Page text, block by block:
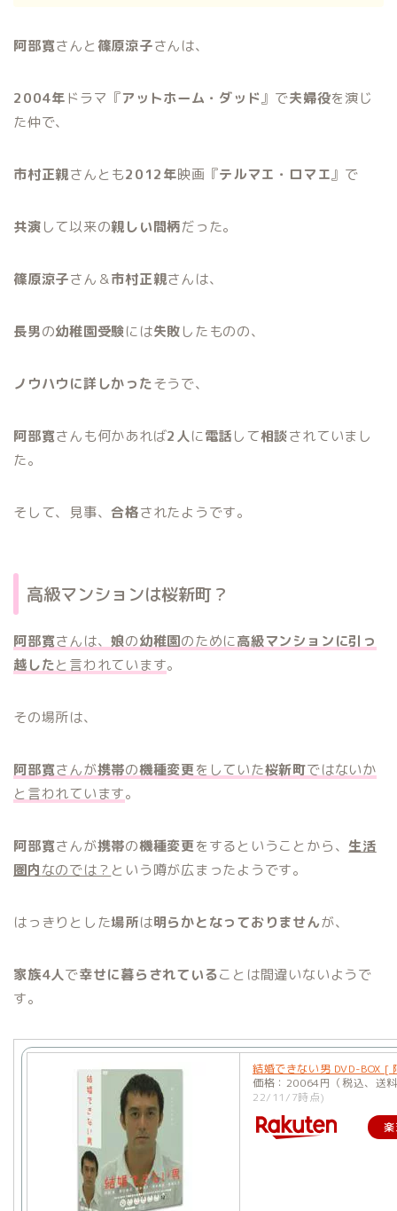
阿部寛さんと篠原涼子さんは、
2004年 ドラマ『アットホーム・ダッド』で夫婦役を演じ
た仲で、
市村正親さんとも2012年映画『テルマエ・ロマエ』で
共演して以来の親しい間柄だった。
篠原涼子さん＆市村正親さんは、
長男の幼稚園受験には失敗したものの、
ノウハウに詳しかったそうで、
阿部寛さんも何かあれば2人に電話して相談されていまし
た。
そして、見事、合格されたようです。
高級マンションは桜新町？
阿部寛さんは、娘の幼稚園のために高級マンションに引っ
越したと言われています。
その場所は、
阿部寛さんが携帯の機種変更をしていた桜新町ではないか
と言われています。
阿部寛さんが携帯の機種変更をするということから、 生活
圏内なのでは？ という噂が広まったようです。
はっきりとした場所は明らかとなっておりませんが、
家族4人で幸せに暮らされていることは間違いないようで
す。
結婚できない男 DVD-BOX [
価格：20064円（税込、送
22/11/7時点)